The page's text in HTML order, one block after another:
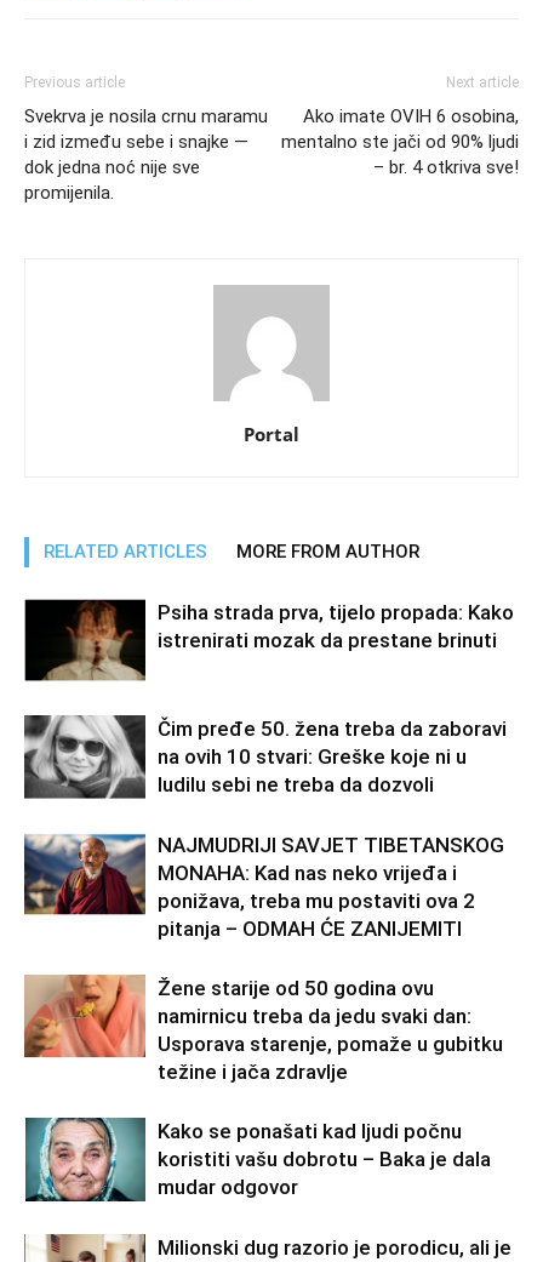
Previous article
Svekrva je nosila crnu maramu
i zid između sebe i snajke —
dok jedna noć nije sve
promijenila.
Next article
Ako imate OVIH 6 osobina,
mentalno ste jači od 90% ljudi
– br. 4 otkriva sve!
Portal
RELATED ARTICLES MORE FROM AUTHOR
Psiha strada prva, tijelo propada: Kako
istrenirati mozak da prestane brinuti
Čim pređe 50. žena treba da zaboravi
na ovih 10 stvari: Greške koje ni u
ludilu sebi ne treba da dozvoli
NAJMUDRIJI SAVJET TIBETANSKOG
MONAHA: Kad nas neko vrijeđa i
ponižava, treba mu postaviti ova 2
pitanja – ODMAH ĆE ZANIJEMITI
Žene starije od 50 godina ovu
namirnicu treba da jedu svaki dan:
Usporava starenje, pomaže u gubitku
težine i jača zdravlje
Kako se ponašati kad ljudi počnu
koristiti vašu dobrotu – Baka je dala
mudar odgovor
Milionski dug razorio je porodicu, ali je